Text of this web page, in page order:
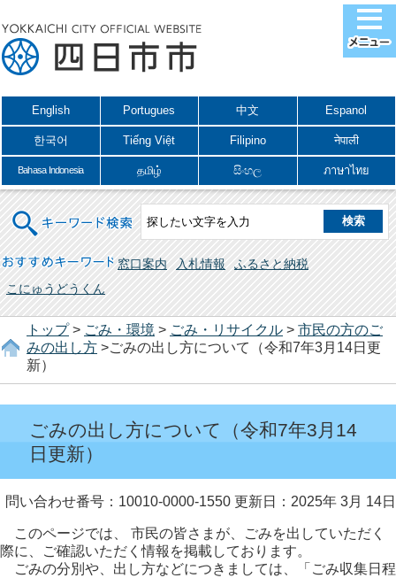
English Portugues 中文 Espanol
한국어 Tiếng Việt Filipino नेपाली
Bahasa Indonesia தமிழ் සිංහල ภาษาไทย
キーワード検索
おすすめキーワード 窓口案内 入札情報
ふるさと納税
こにゅうどうくん
トップ> ごみ・環境 > ごみ・リサイクル > 市民の方のご
みの出し方 >ごみの出し方について（令和7年3月14日更
新）
ごみの出し方について（令和7年3月14
日更新）
問い合わせ番号：10010-0000-1550 更新日：2025年 3月 14日
このページでは、 市民の皆さまが、ごみを出していただく
際に、ご確認いただく情報を掲載しております。
ごみの分別や、出し方などにつきましては、「ごみ収集日程